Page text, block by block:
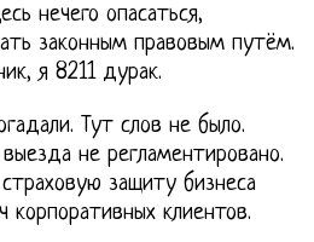
нечего опасаться,
законным правовым путём.
я 8211 дурак.
Тут слов не было.
не регламентировано.
защиту бизнеса
корпоративных клиентов.